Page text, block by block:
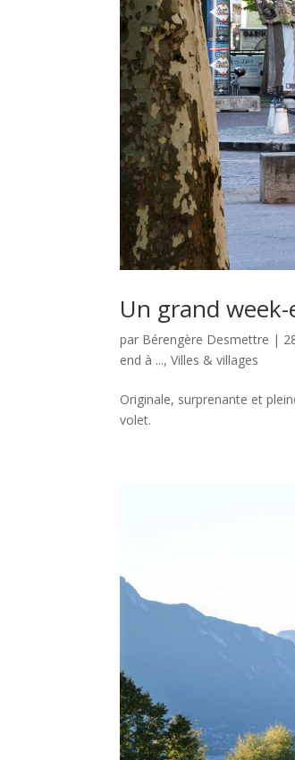
Un grand
par Bérengère Desmettre |
end à ...,Villes & villages
Originale, surprenante et
volet.